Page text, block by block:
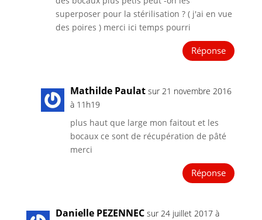
superposer pour la stérilisation ? ( j'ai en vue
des poires ) merci ici temps pourri
Réponse
Mathilde Paulat sur 21 novembre 2016
à 11h19
plus haut que large mon faitout et les
bocaux ce sont de récupération de pâté
merci
Réponse
Danielle PEZENNEC sur 24 juillet 2017 à